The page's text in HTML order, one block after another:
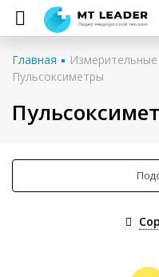
Главная
Пульсоксиметры